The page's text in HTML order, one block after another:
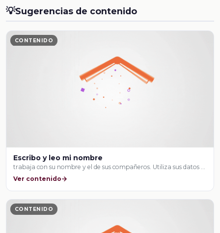
💡Sugerencias de contenido
CONTENIDO
Escribo y leo mi nombre
trabaja con su nombre y el de sus compañeros. Utiliza sus datos …
Ver contenido
CONTENIDO